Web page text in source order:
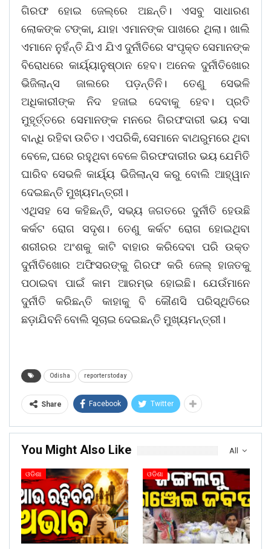
ଗିରଫ ହୋଇ ଜେଲ୍ରେ ଅଛନ୍ତି। ଏସବୁ ସାଧାରଣ
ଲୋକଙ୍କ ଟଙ୍କା, ଯାହା ଏମାନଙ୍କ ପାଖରେ ଥିଲା। ଖାଲି
ଏମାନେ ନୁହଁନ୍ତି ଯିଏ ଯିଏ ଦୁର୍ନୀତିରେ ସଂପୃକ୍ତ ସେମାନଙ୍କ
ବିରୋଧରେ କାର୍ୟ୍ୟାନୁଷ୍ଠାନ ହେବ। ଅନେକ ଦୁର୍ନୀତିଖୋର
ଭିଜିଲାନ୍ସ ଜାଲରେ ପଡ଼ନ୍ତିନି। ତେଣୁ ସେଭଳି
ଅଧିକାରୀଙ୍କ ନିଦ ହଜାଇ ଦେବାକୁ ହେବ। ପ୍ରତି
ମୁହୂର୍ତ୍ତରେ ସେମାନଙ୍କ ମନରେ ଗିରଫଦାରୀ ଭୟ ବସା
ବାନ୍ଧି ରହିବା ଉଚିତ। ଏପରିକି, ସେମାନେ ବାଥରୁମରେ ଥିବା
ବେଳେ, ଘରେ ରହୁଥିବା ବେଳେ ଗିରଫଦାରୀର ଭୟ ଯେମିତି
ଘାରିବ ସେଭଳି କାର୍ୟ୍ୟ ଭିଜିଲାନ୍ସ କରୁ ବୋଲି ଆହ୍ୱାନ
ଦେଇଛନ୍ତି ମୁଖ୍ୟମନ୍ତ୍ରୀ।
ଏଥିସହ ସେ କହିଛନ୍ତି, ସଭ୍ୟ ଜଗତରେ ଦୁର୍ନୀତି ହେଉଛି
କର୍କଟ ରୋଗ ସଦୃଶ। ତେଣୁ କର୍କଟ ରୋଗ ହୋଇଥିବା
ଶରୀରର ଅଂଶକୁ କାଟି ବାହାର କରିଦେବା ପରି ଉକ୍ତ
ଦୁର୍ନୀତିଖୋର ଅଫିସରଙ୍କୁ ଗିରଫ କରି ଜେଲ୍ ହାଜତକୁ
ପଠାଇବା ପାଇଁ କାମ ଆରମ୍ଭ ହୋଇଛି। ଯେଉଁମାନେ
ଦୁର୍ନୀତି କରିଛନ୍ତି କାହାକୁ ବି କୌଣସି ପରିସ୍ଥିତିରେ
ଛଡ଼ାଯିବନି ବୋଲି ସୂଚାଇ ଦେଇଛନ୍ତି ମୁଖ୍ୟମନ୍ତ୍ରୀ।
Odisha reporterstoday
Share Facebook Twitter
All
You Might Also Like
ଓଡିଶା ଓଡିଶା